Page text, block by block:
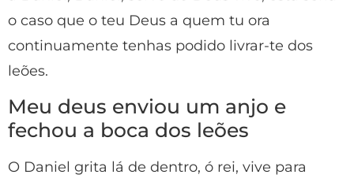
o caso que o teu Deus a quem tu ora
continuamente tenhas podido livrar-te dos
leões.
Meu deus enviou um anjo e
fechou a boca dos leões
O Daniel grita lá de dentro, ó rei, vive para